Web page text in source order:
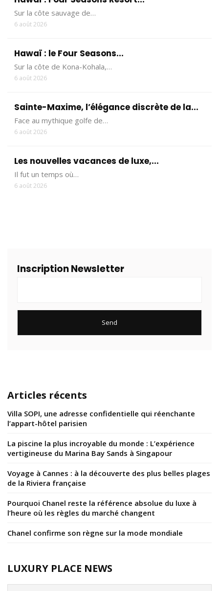
Sur la côte sauvage de…
6 août 2026
Hawaï : le Four Seasons...
Sur la côte de Kona-Kohala,…
6 août 2026
Sainte-Maxime, l’élégance discrète de la...
Face au mythique golfe de…
6 août 2026
Les nouvelles vacances de luxe,...
Il fut un temps où…
6 août 2026
Inscription Newsletter
Articles récents
Villa SOPI, une adresse confidentielle qui réenchante
l’appart-hôtel parisien
La piscine la plus incroyable du monde : L’expérience
vertigineuse du Marina Bay Sands à Singapour
Voyage à Cannes : à la découverte des plus belles plages
de la Riviera française
Pourquoi Chanel reste la référence absolue du luxe à
l’heure où les règles du marché changent
Chanel confirme son règne sur la mode mondiale
LUXURY PLACE NEWS